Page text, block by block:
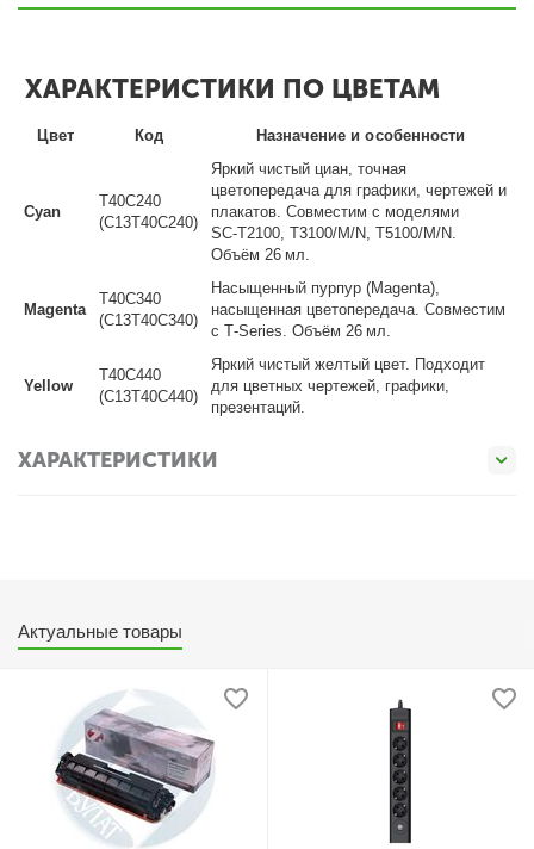
ХАРАКТЕРИСТИКИ ПО ЦВЕТАМ
Цвет Код Назначение и особенности
Cyan
T40C240
(C13T40C240)
Яркий чистый циан, точная
цветопередача для графики, чертежей и
плакатов. Совместим с моделями
SC‑T2100, T3100/M/N, T5100/M/N.
Объём 26 мл.
Magenta
T40C340
(C13T40C340)
Насыщенный пурпур (Magenta),
насыщенная цветопередача. Совместим
с T‑Series. Объём 26 мл.
Yellow
T40C440
(C13T40C440)
Яркий чистый желтый цвет. Подходит
для цветных чертежей, графики,
презентаций.
ХАРАКТЕРИСТИКИ
Актуальные товары